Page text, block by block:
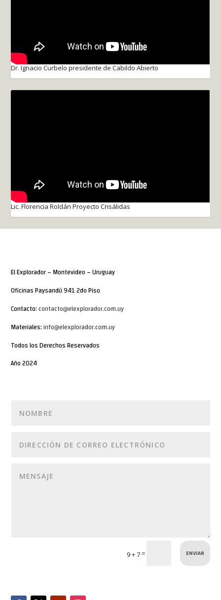
Dr. Ignacio Curbelo presidente de Cabildo Abierto
Lic. Florencia Roldán Proyecto Crisálidas
El Explorador – Montevideo – Uruguay
Oficinas Paysandú 941 2do Piso
Contacto:contacto@elexplorador.com.uy
Materiales:info@elexplorador.com.uy
Todos los Derechos Reservados
Año 2024
9 + 7= ENVIAR